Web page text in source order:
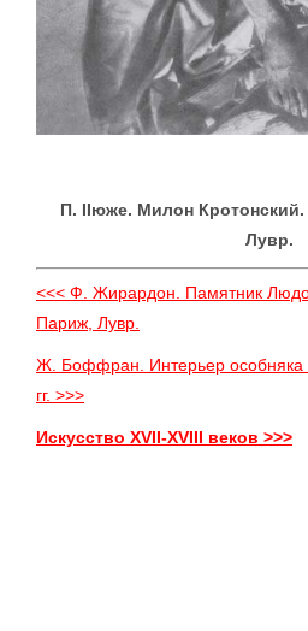
П. IIюже. Милон
Лувр.
<<< Ф. Жирардон. Памятник
Париж, Лувр.
Ж. Боффран. Интерьер особняка
гг. >>>
Искусство XVII-XVIII веков >>>